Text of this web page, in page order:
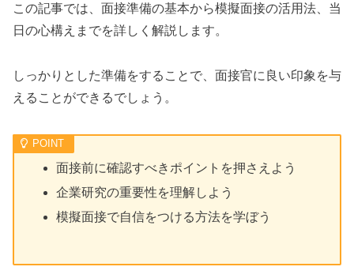
この記事では、面接準備の基本から模擬面接の活用法、当
日の心構えまでを詳しく解説します。
しっかりとした準備をすることで、面接官に良い印象を与
えることができるでしょう。
面接前に確認すべきポイントを押さえよう
企業研究の重要性を理解しよう
模擬面接で自信をつける方法を学ぼう